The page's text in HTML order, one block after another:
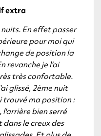
extra
En effet passer
pour moi qui
de position la
revanche je l'ai
très confortable.
glissé, 2ème nuit
trouvé ma position :
l'arrière bien serré
le creux des